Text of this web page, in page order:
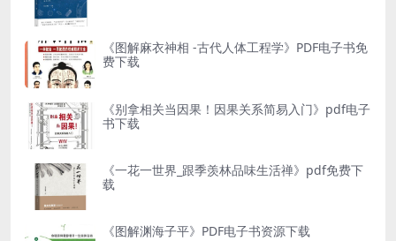
《图解麻衣神相 -古代人体工程学》PDF电子书免
费下载
《别拿相关当因果！因果关系简易入门》pdf电子
书下载
《一花一世界_跟季羡林品味生活禅》pdf免费下
载
《图解渊海子平》PDF电子书资源下载